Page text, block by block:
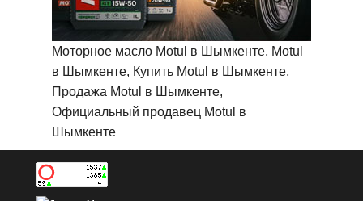
Моторное масло Motul в Шымкенте, Motul
в Шымкенте, Купить Motul в Шымкенте,
Продажа Motul в Шымкенте,
Официальный продавец Motul в
Шымкенте